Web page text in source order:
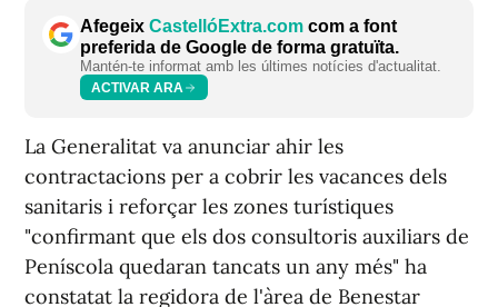
Afegeix CastellóExtra.com com a font
preferida de Google de forma gratuïta.
Mantén-te informat amb les últimes notícies d'actualitat.
ACTIVAR ARA
La Generalitat va anunciar ahir les
contractacions per a cobrir les vacances dels
sanitaris i reforçar les zones turístiques
"confirmant que els dos consultoris auxiliars de
Peníscola quedaran tancats un any més" ha
constatat la regidora de l'àrea de Benestar